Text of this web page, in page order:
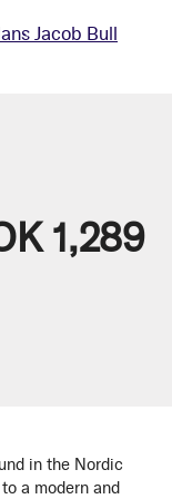
Jacob Bull
in the Nordic
a modern and
1,289